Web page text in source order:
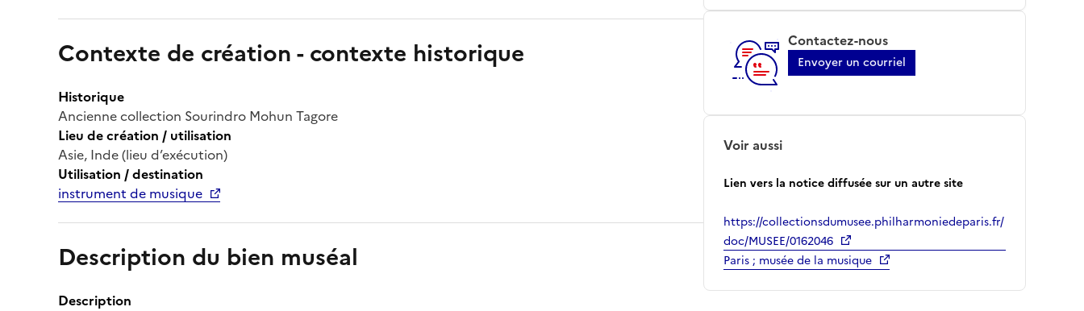
Contexte de création - contexte historique
Historique
Ancienne collection Sourindro Mohun Tagore
Lieu de création / utilisation
Asie, Inde (lieu d’exécution)
Utilisation / destination
instrument de musique
Description du bien muséal
Description
Contactez-nous
Envoyer un courriel
Voir aussi
Lien vers la notice diffusée sur un autre site
https://collectionsdumusee.philharmoniedeparis.fr/
doc/MUSEE/0162046
Paris ; musée de la musique